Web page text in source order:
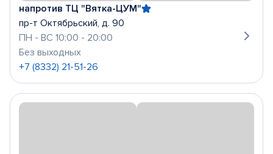
напротив ТЦ "Вятка-ЦУМ"
пр-т Октябрьский, д. 90
ПН - ВС 10:00 - 20:00
Без выходных
+7 (8332) 21-51-26